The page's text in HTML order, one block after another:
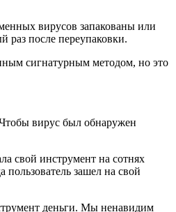
вирусов запакованы или
раз после переупаковки.
сигнатурным методом, но это
вирус был обнаружен
свой инструмент на сотнях
зашел на свой
деньги. Мы ненавидим